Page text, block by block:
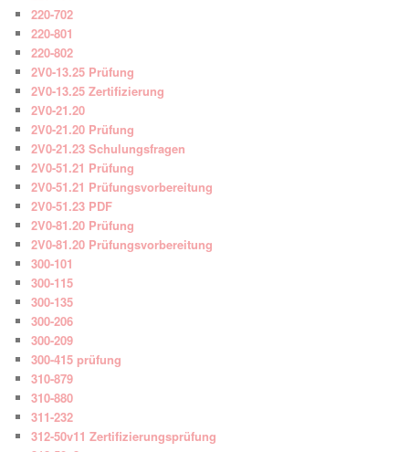
220-702
220-801
220-802
2V0-13.25 Prüfung
2V0-13.25 Zertifizierung
2V0-21.20
2V0-21.20 Prüfung
2V0-21.23 Schulungsfragen
2V0-51.21 Prüfung
2V0-51.21 Prüfungsvorbereitung
2V0-51.23 PDF
2V0-81.20 Prüfung
2V0-81.20 Prüfungsvorbereitung
300-101
300-115
300-135
300-206
300-209
300-415 prüfung
310-879
310-880
311-232
312-50v11 Zertifizierungsprüfung